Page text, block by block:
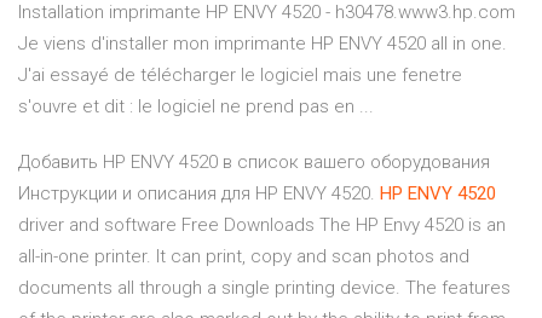
Installation imprimante HP ENVY 4520 - h30478.www3.hp.com
Je viens d'installer mon imprimante HP ENVY 4520 all in one.
J'ai essayé de télécharger le logiciel mais une fenetre
s'ouvre et dit : le logiciel ne prend pas en ...
Добавить HP ENVY 4520 в список вашего оборудования
Инструкции и описания для HP ENVY 4520. HP ENVY 4520
driver and software Free Downloads The HP Envy 4520 is an
all-in-one printer. It can print, copy and scan photos and
documents all through a single printing device. The features